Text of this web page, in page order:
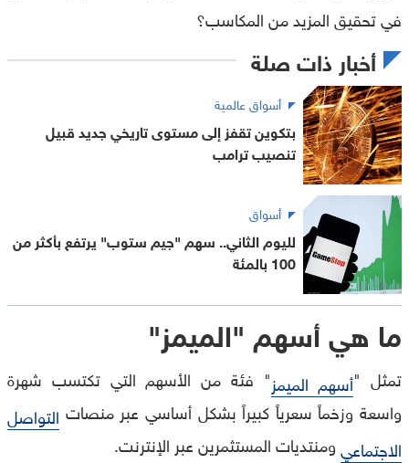
في تحقيق المزيد من المكاسب؟
أخبار ذات صلة
أسواق عالمية
بتكوين تقفز إلى مستوى تاريخي جديد قبيل
تنصيب ترامب
أسواق
لليوم الثاني.. سهم "جيم ستوب" يرتفع بأكثر من
100 بالمئة
ما هي أسهم "الميمز"
تمثل "أسهم الميمز" فئة من الأسهم التي تكتسب شهرة
واسعة وزخماً سعرياً كبيراً بشكل أساسي عبر منصات التواصل
الاجتماعيومنتديات المستثمرين عبر الإنترنت.